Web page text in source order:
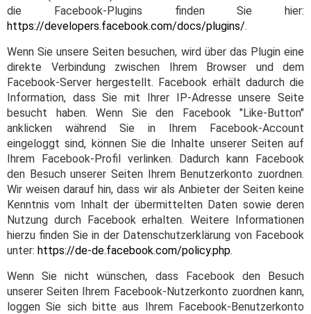
die Facebook-Plugins finden Sie hier:
https://developers.facebook.com/docs/plugins/.
Wenn Sie unsere Seiten besuchen, wird über das Plugin eine
direkte Verbindung zwischen Ihrem Browser und dem
Facebook-Server hergestellt. Facebook erhält dadurch die
Information, dass Sie mit Ihrer IP-Adresse unsere Seite
besucht haben. Wenn Sie den Facebook "Like-Button"
anklicken während Sie in Ihrem Facebook-Account
eingeloggt sind, können Sie die Inhalte unserer Seiten auf
Ihrem Facebook-Profil verlinken. Dadurch kann Facebook
den Besuch unserer Seiten Ihrem Benutzerkonto zuordnen.
Wir weisen darauf hin, dass wir als Anbieter der Seiten keine
Kenntnis vom Inhalt der übermittelten Daten sowie deren
Nutzung durch Facebook erhalten. Weitere Informationen
hierzu finden Sie in der Datenschutzerklärung von Facebook
unter: https://de-de.facebook.com/policy.php.
Wenn Sie nicht wünschen, dass Facebook den Besuch
unserer Seiten Ihrem Facebook-Nutzerkonto zuordnen kann,
loggen Sie sich bitte aus Ihrem Facebook-Benutzerkonto